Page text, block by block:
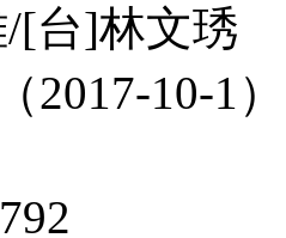
[台]林文琇
2017-10-1）